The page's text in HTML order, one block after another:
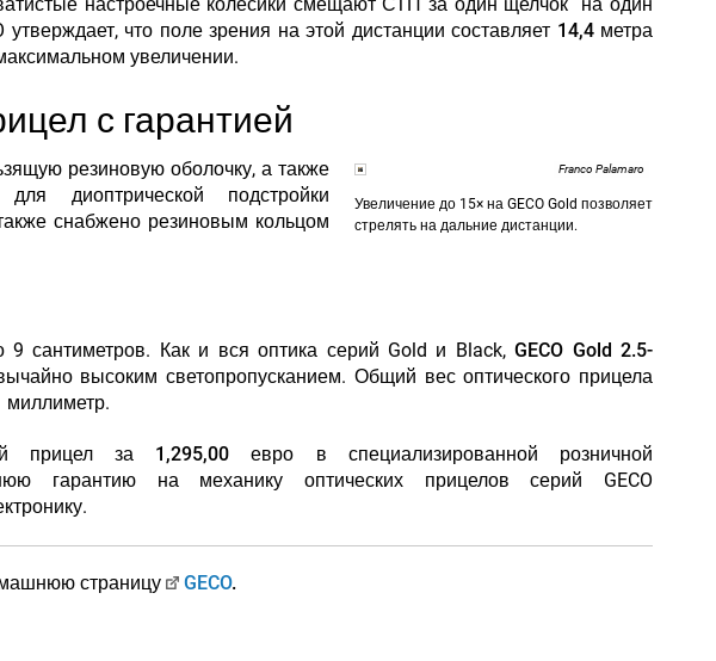
что поле зрения на этой дистанции составляет 14,4 метра
увеличении.
с гарантией
Franco Palamaro
Увеличение до 15× на GECO Gold позволяет
стрелять на дальние дистанции.
резиновую оболочку, а также
диоптрической подстройки
снабжено резиновым кольцом
9 сантиметров. Как и вся оптика серий Gold и Black,GECO Gold 2.5-
высоким светопропусканием. Общий вес оптического прицела
миллиметр.
прицел за 1,295,00 евро в специализированной розничной
гарантию на механику оптических прицелов серий GECO
.
страницу GECO.